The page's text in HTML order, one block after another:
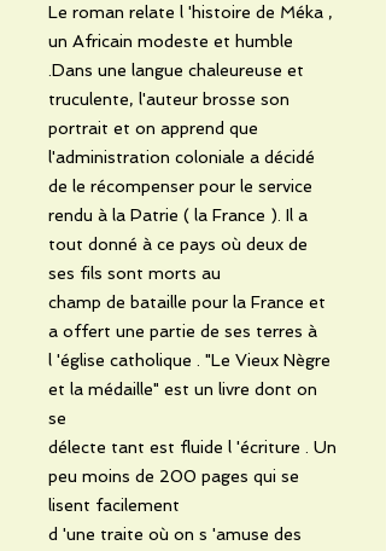
Le roman relate l 'histoire de Méka ,
un Africain modeste et humble
.Dans une langue chaleureuse et
truculente, l'auteur brosse son
portrait et on apprend que
l'administration coloniale a décidé
de le récompenser pour le service
rendu à la Patrie ( la France ). Il a
tout donné à ce pays où deux de
ses fils sont morts au
champ de bataille pour la France et
a offert une partie de ses terres à
l 'église catholique . "Le Vieux Nègre
et la médaille" est un livre dont on
se
délecte tant est fluide l 'écriture . Un
peu moins de 200 pages qui se
lisent facilement
d 'une traite où on s 'amuse des